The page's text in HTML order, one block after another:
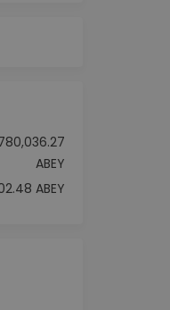
ABEY
ABEY